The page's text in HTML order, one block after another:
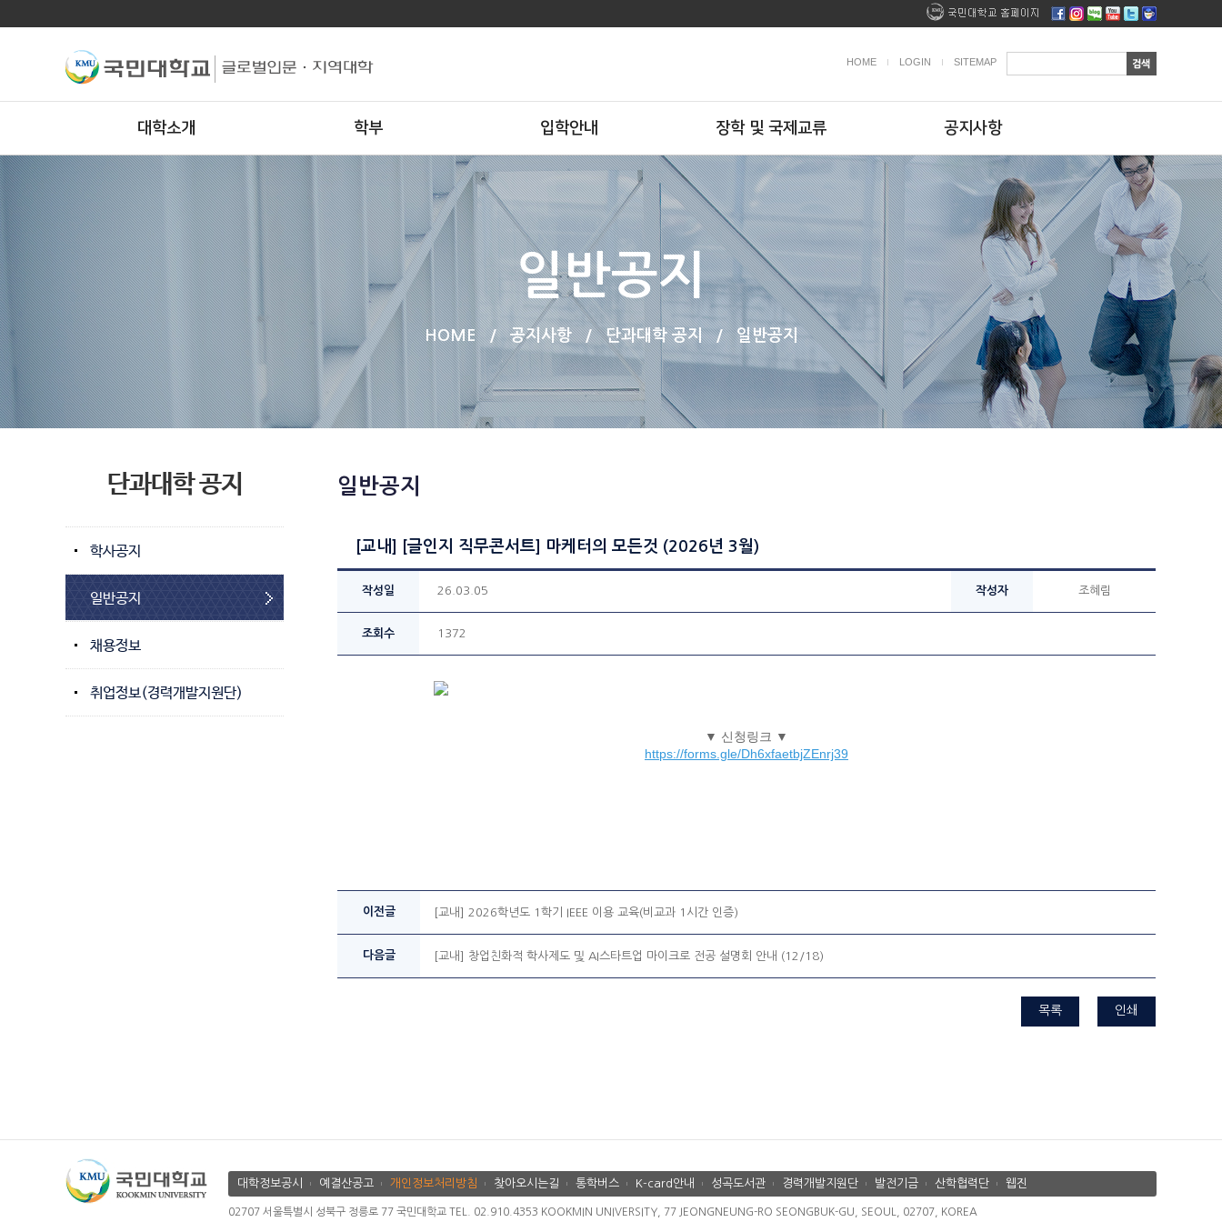
HOME LOGIN SITEMAP
대학소개 학부 입학안내 장학 및 국제교류 공지사항
일반공지
HOME / 공지사항 / 단과대학 공지 / 일반공지
단과대학 공지
학사공지
일반공지
채용정보
취업정보(경력개발지원단)
일반공지
[교내] [글인지 직무콘서트] 마케터의 모든것 (2026년 3월)
작성일 26.03.05 작성자 조혜림
조회수 1372
▼ 신청링크 ▼
https://forms.gle/Dh6xfaetbjZEnrj39
이전글 [교내] 2026학년도 1학기 IEEE 이용 교육(비교과 1시간 인증)
다음글 [교내] 창업친화적 학사제도 및 AI스타트업 마이크로 전공 설명회 안내 (12/18)
인쇄
목록
대학정보공시 예결산공고 개인정보처리방침 찾아오시는길 통학버스 K-card안내 성곡도서관 경력개발지원단 발전기금 산학협력단 웹진
02707 서울특별시 성북구 정릉로 77 국민대학교 TEL. 02.910.4353 KOOKMIN UNIVERSITY, 77 JEONGNEUNG-RO SEONGBUK-GU, SEOUL, 02707, KOREA